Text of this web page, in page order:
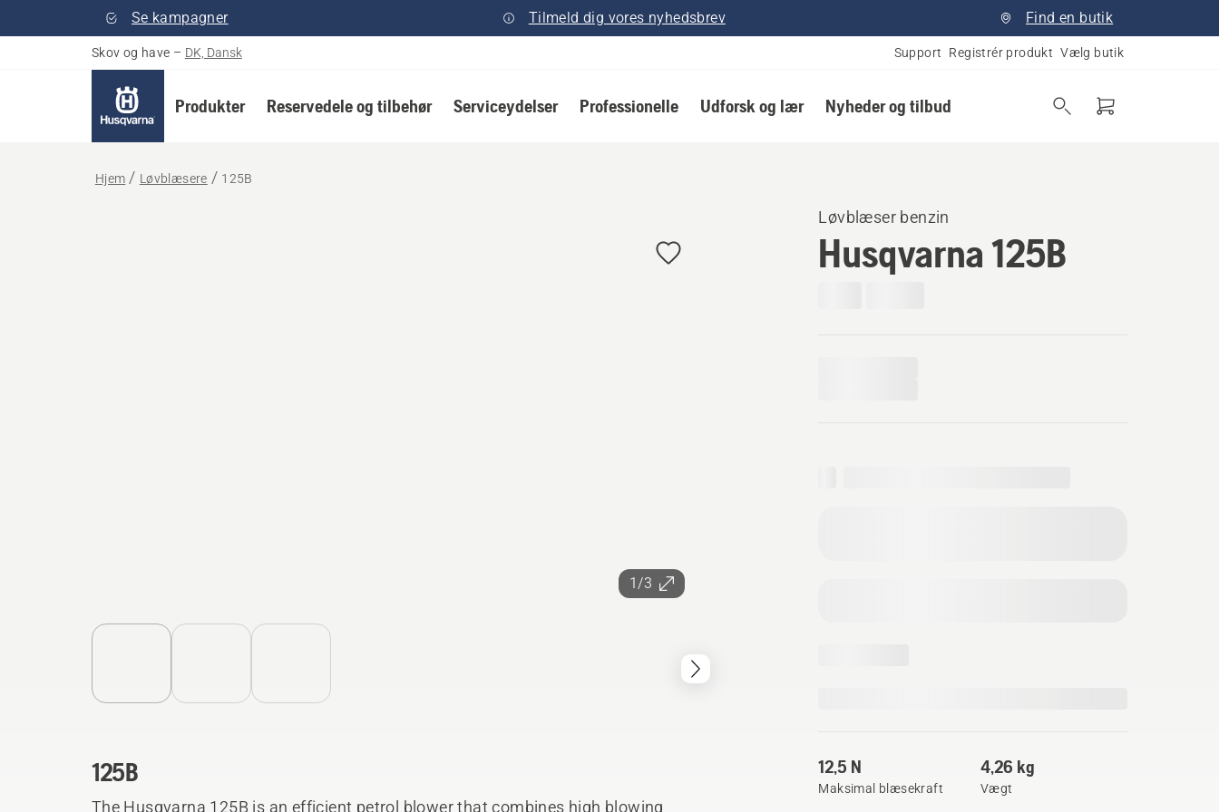
Se kampagner Tilmeld dig vores nyhedsbrev Find en butik
Skov og have – DK, Dansk Support Registrér produkt Vælg butik
Produkter Reservedele og tilbehør Serviceydelser Professionelle Udforsk og lær Nyheder og tilbud
Hjem Løvblæsere 125B
1/3
Løvblæser benzin
Husqvarna 125B
12,5 N
Maksimal blæsekraft
4,26 kg
Vægt
125B
The Husqvarna 125B is an efficient petrol blower that combines high blowing